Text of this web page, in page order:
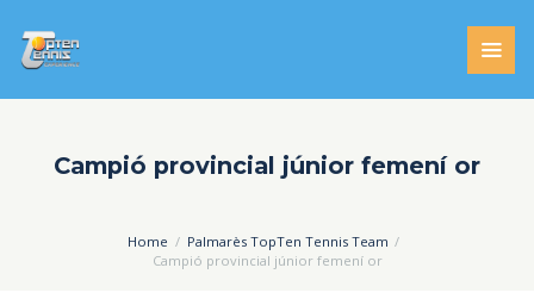
Campió provincial júnior femení or
Home
Palmarès TopTen Tennis Team
Campió provincial júnior femení or